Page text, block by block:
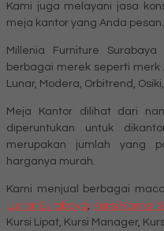
Kami juga melayani jasa
meja kantor yang Anda pesan.
Millenia Furniture
berbagai merek seperti merk
Lunar, Modera, Orbitrend, Osiki,
Meja Kantor dilihat dari
diperuntukan untuk
merupakan jumlah yang
harganya murah.
Kami menjual berbagai
Lunar Surabaya, Kursi Kantor
Kursi Lipat, Kursi Manager,